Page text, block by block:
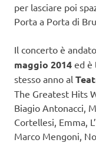
per lasciare poi
Porta a Porta di
Il concerto è
maggio 2014 ed è
stesso anno al
The Greatest Hits
Biagio Antonacci,
Cortellesi, Emma,
Marco Mengoni,